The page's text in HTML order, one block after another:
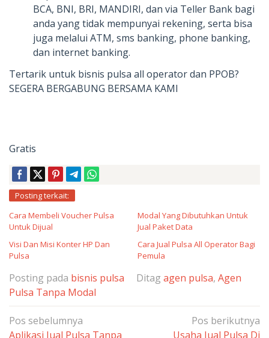
BCA, BNI, BRI, MANDIRI, dan via Teller Bank bagi
anda yang tidak mempunyai rekening, serta bisa
juga melalui ATM, sms banking, phone banking,
dan internet banking.
Tertarik untuk bisnis pulsa all operator dan PPOB?
SEGERA BERGABUNG BERSAMA KAMI
Gratis
Posting terkait:
Cara Membeli Voucher Pulsa
Untuk Dijual
Modal Yang Dibutuhkan Untuk
Jual Paket Data
Visi Dan Misi Konter HP Dan
Pulsa
Cara Jual Pulsa All Operator Bagi
Pemula
Posting pada bisnis pulsa Ditag agen pulsa, Agen
Pulsa Tanpa Modal
Navigasi
Pos sebelumnya
Aplikasi Jual Pulsa Tanpa
Pos berikutnya
Usaha Jual Pulsa Di